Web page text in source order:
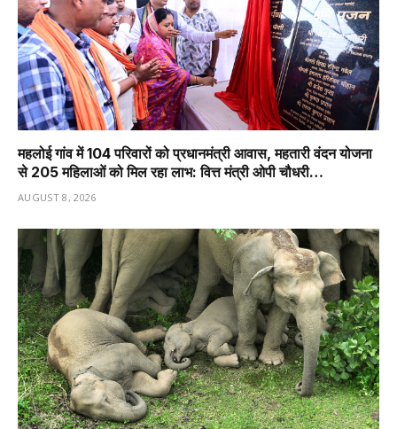
महलोई गांव में 104 परिवारों को प्रधानमंत्री आवास, महतारी वंदन योजना
से 205 महिलाओं को मिल रहा लाभ: वित्त मंत्री ओपी चौधरी…
AUGUST 8, 2026